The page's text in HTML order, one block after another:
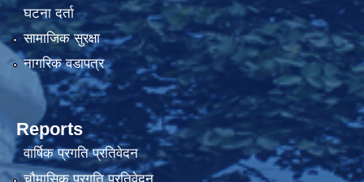
घटना दर्ता
सामाजिक सुरक्षा
नागरिक वडापत्र
Reports
वार्षिक प्रगति प्रतिवेदन